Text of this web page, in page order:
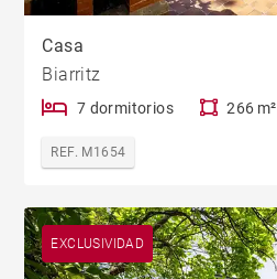
Casa
Biarritz
7 dormitorios 266 m²
REF. M1654
EXCLUSIVIDAD